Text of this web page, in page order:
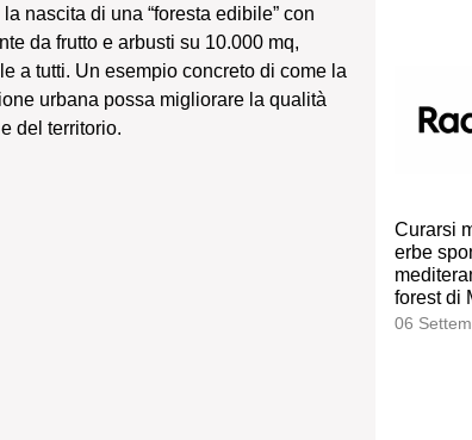
nascita di una “foresta edibile” con
da frutto e arbusti su 10.000 mq,
a tutti. Un esempio concreto di come la
urbana possa migliorare la qualità
del territorio.
Curarsi
erbe
forest di
06